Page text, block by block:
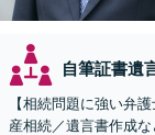
自筆証書遺
【相続問題に強い弁
産相続／遺言書作成